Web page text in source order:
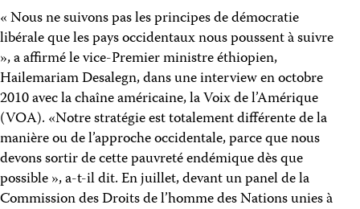
« Nous ne suivons pas les principes de démocratie
libérale que les pays occidentaux nous poussent à suivre
», a affirmé le vice-Premier ministre éthiopien,
Hailemariam Desalegn, dans une interview en octobre
2010 avec la chaîne américaine, la Voix de l’Amérique
(VOA). «Notre stratégie est totalement différente de la
manière ou de l’approche occidentale, parce que nous
devons sortir de cette pauvreté endémique dès que
possible », a-t-il dit. En juillet, devant un panel de la
Commission des Droits de l’homme des Nations unies à